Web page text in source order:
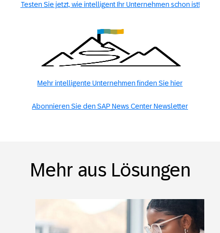
Testen Sie jetzt, wie intelligent Ihr Unternehmen schon ist!
Mehr intelligente Unternehmen finden Sie hier
Abonnieren Sie den SAP News Center Newsletter
Mehr aus Lösungen